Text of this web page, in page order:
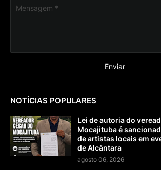
NOTÍCIAS POPULARES
Lei de autoria do
Mocajituba é
de artistas locais em
de Alcântara
agosto 06, 2026